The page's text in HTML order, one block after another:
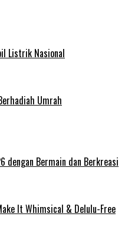
Listrik Nasional
Umrah
dengan Bermain dan Berkreasi
It Whimsical & Delulu-Free